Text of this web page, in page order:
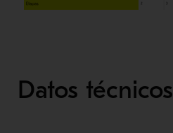
Datos técnicos